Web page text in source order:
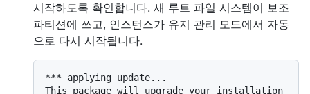
시작하도록 확인합니다. 새 루트 파일 시스템이 보조
파티션에 쓰고, 인스턴스가 유지 관리 모드에서 자동
으로 다시 시작됩니다.
*** applying update...
This package will upgrade your installation